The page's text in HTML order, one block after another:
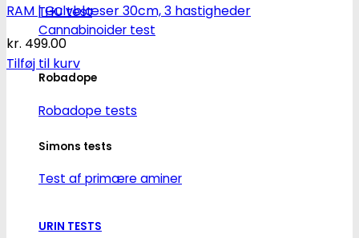
THC test
Cannabinoider test
Robadope
Robadope tests
Simons tests
Test af primære aminer
URIN TESTS
RAM | Gulvblæser 30cm, 3 hastigheder
kr. 499.00
Tilføj til kurv